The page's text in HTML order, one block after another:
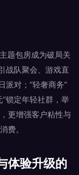
题包房成为破局关
战队聚会、游戏直
派对；“轻奢商务”
锁定年轻社群，举
更增强客户粘性与
费。
体验升级的